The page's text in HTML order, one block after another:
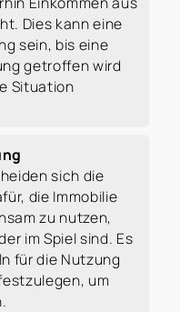
Dies kann eine
sein, bis eine
getroffen wird
Situation
sich die
die Immobilie
zu nutzen,
im Spiel sind. Es
für die Nutzung
um